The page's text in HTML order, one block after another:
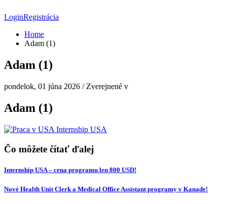
LoginRegistrácia
Home
Adam (1)
Adam (1)
pondelok, 01 júna 2026 / Zverejnené v
Adam (1)
Čo môžete čítať ďalej
Internship USA – cena programu len 800 USD!
Nové Health Unit Clerk a Medical Office Assistant programy v Kanade!